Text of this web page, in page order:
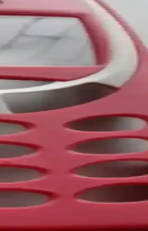
uygun seçimi